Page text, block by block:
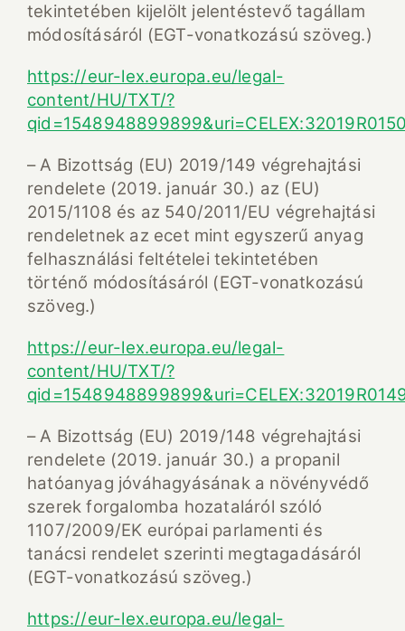
tekintetében kijelölt jelentéstevő tagállam
módosításáról (EGT-vonatkozású szöveg.)
https://eur-lex.europa.eu/legal-
content/HU/TXT/?
– A Bizottság (EU) 2019/149 végrehajtási
rendelete (2019. január 30.) az (EU)
2015/1108 és az 540/2011/EU végrehajtási
rendeletnek az ecet mint egyszerű anyag
felhasználási feltételei tekintetében
történő módosításáról (EGT-vonatkozású
szöveg.)
https://eur-lex.europa.eu/legal-
content/HU/TXT/?
– A Bizottság (EU) 2019/148 végrehajtási
rendelete (2019. január 30.) a propanil
hatóanyag jóváhagyásának a növényvédő
szerek forgalomba hozataláról szóló
1107/2009/EK európai parlamenti és
tanácsi rendelet szerinti megtagadásáról
(EGT-vonatkozású szöveg.)
https://eur-lex.europa.eu/legal-